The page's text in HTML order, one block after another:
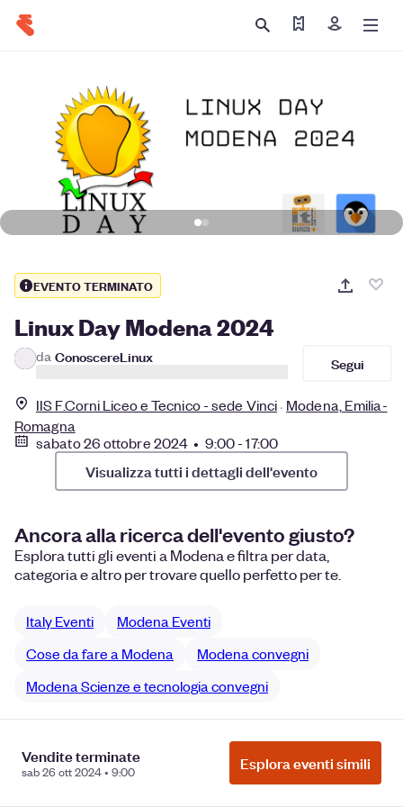
Trova i miei
Iscriviti
EVENTO TERMINATO
Linux Day Modena 2024
da ConoscereLinux Segui
IIS F.Corni Liceo e Tecnico - sede Vinci Modena, Emilia-
Romagna
sabato 26 ottobre 2024 • 9:00 - 17:00
Visualizza tutti i dettagli dell'evento
Ancora alla ricerca dell'evento giusto?
Esplora tutti gli eventi a Modena e filtra per data,
categoria e altro per trovare quello perfetto per te.
Italy Eventi
Modena Eventi
Cose da fare a Modena
Modena convegni
Modena Scienze e tecnologia convegni
Vendite terminate
sab 26 ott 2024 • 9:00 Esplora eventi simili
Gestisci le preferenze relative ai cookie
Non vendere o
condividere i miei dati personali
Privacy